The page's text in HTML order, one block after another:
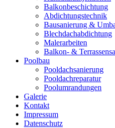
Balkonbeschichtung
Abdichtungstechnik
Bausanierung &
Blechdachabdichtung
Malerarbeiten
Balkon- &
Poolbau
Pooldachsanierung
Pooldachreparatur
Poolumrandungen
Galerie
Kontakt
Impressum
Datenschutz